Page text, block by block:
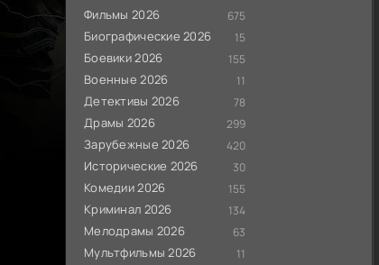
Фильмы 2026 675
Биографические 2026 15
Боевики 2026 155
Военные 2026 11
Детективы 2026 78
Драмы 2026 299
Зарубежные 2026 420
Исторические 2026 30
Комедии 2026 155
Криминал 2026 134
Мелодрамы 2026 63
Мультфильмы 2026 11